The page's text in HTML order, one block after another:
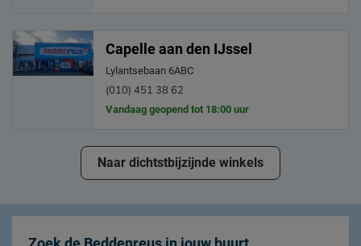
Capelle aan den IJssel
Lylantsebaan 6ABC
(010) 451 38 62
Vandaag geopend tot 18:00 uur
Naar dichtstbijzijnde winkels